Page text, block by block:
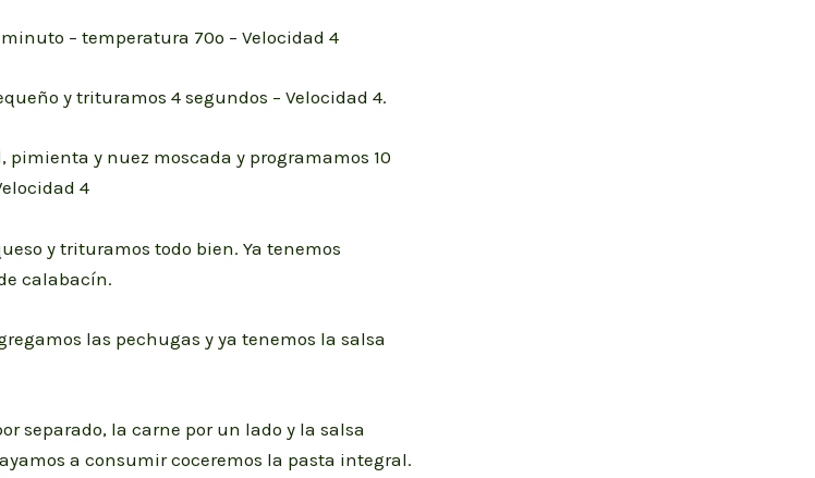
– temperatura 70º – Velocidad 4
y trituramos 4 segundos – Velocidad 4.
pimienta y nuez moscada y programamos 10
4
y trituramos todo bien. Ya tenemos
calabacín.
las pechugas y ya tenemos la salsa
separado, la carne por un lado y la salsa
a consumir coceremos la pasta integral.